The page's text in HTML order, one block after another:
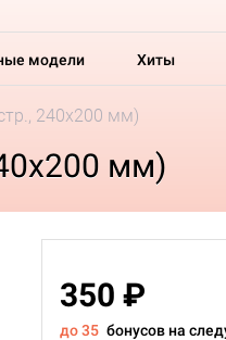
модели Хиты
240х200 мм)
мм)
350 ₽
до 35 бонусов на